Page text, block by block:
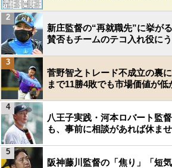
新庄監督の“再就職先”に挙が
賛否もチームのテコ入れ役に
2
菅野智之トレード不成立の裏
まで11勝4敗でも市場価値が低
3
八王子実践・河本ロバート監
も、事前に相談があれば休ませ
4
阪神藤川監督の「焦り」「短
5